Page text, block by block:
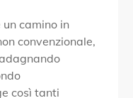
camino in
convenzionale,
così tanti